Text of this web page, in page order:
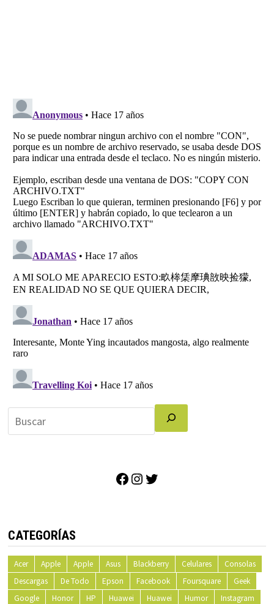
Facebook
Instagram
CATEGORÍAS
Acer Apple Apple Asus Blackberry Celulares
Consolas
Descargas
De Todo Epson Facebook Foursquare
Geek
Google
Honor HP Huawei Huawei Humor
Instagram